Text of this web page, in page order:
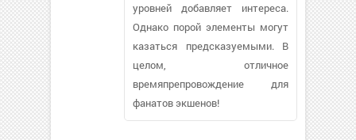
уровней добавляет интереса.
Однако порой элементы могут
казаться предсказуемыми. В
целом, отличное
времяпрепровождение для
фанатов экшенов!